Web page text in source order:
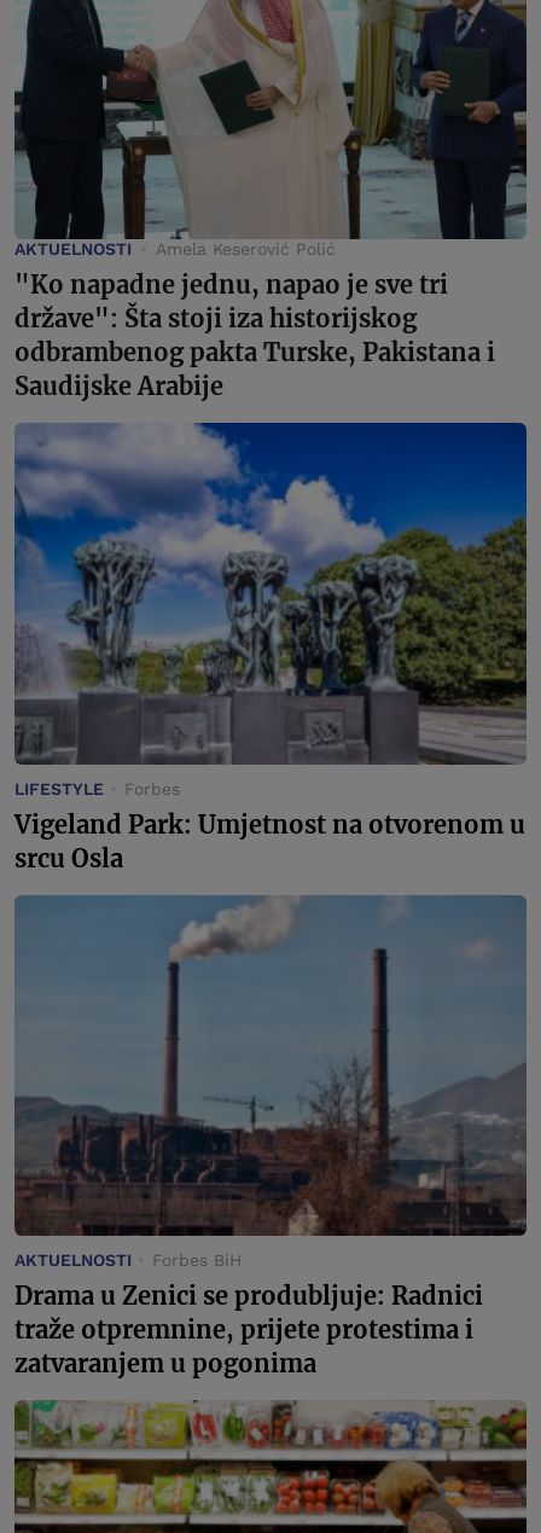
AKTUELNOSTI Amela Keserović Polić
"Ko napadne jednu, napao je sve tri
države": Šta stoji iza historijskog
odbrambenog pakta Turske, Pakistana i
Saudijske Arabije
LIFESTYLE Forbes
Vigeland Park: Umjetnost na otvorenom u
srcu Osla
AKTUELNOSTI Forbes BiH
Drama u Zenici se produbljuje: Radnici
traže otpremnine, prijete protestima i
zatvaranjem u pogonima